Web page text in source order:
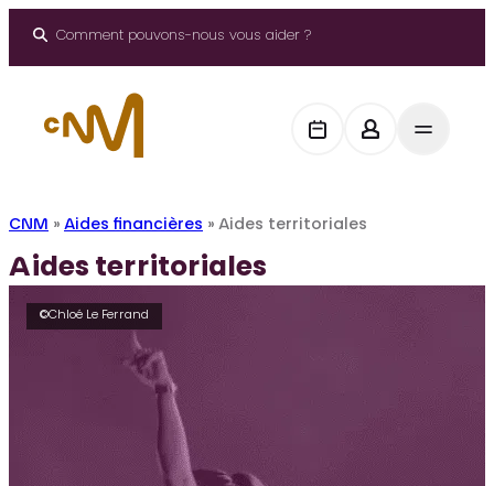
Comment pouvons-nous vous aider ?
CNM » Aides financières » Aides territoriales
Aides territoriales
©Chloé Le Ferrand